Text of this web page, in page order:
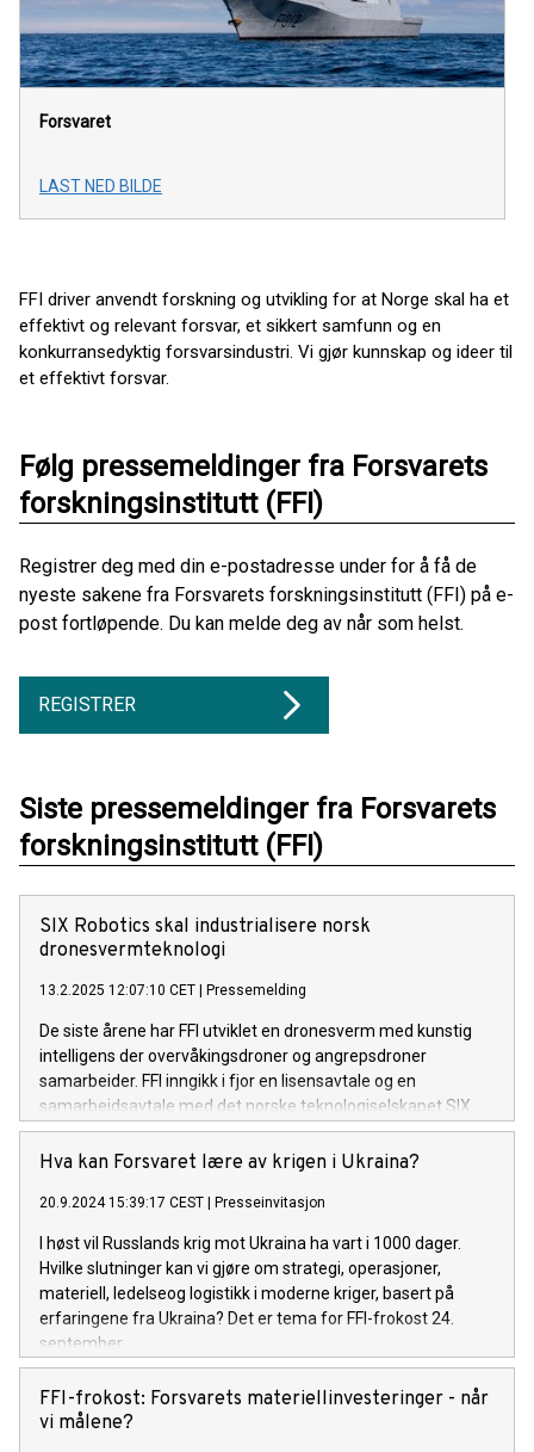
Forsvaret
LAST NED BILDE
FFI driver anvendt forskning og utvikling for at Norge skal ha et
effektivt og relevant forsvar, et sikkert samfunn og en
konkurransedyktig forsvarsindustri. Vi gjør kunnskap og ideer til
et effektivt forsvar.
Følg pressemeldinger fra Forsvarets
forskningsinstitutt (FFI)
Registrer deg med din e-postadresse under for å få de
nyeste sakene fra Forsvarets forskningsinstitutt (FFI) på e-
post fortløpende. Du kan melde deg av når som helst.
REGISTRER
Siste pressemeldinger fra Forsvarets
forskningsinstitutt (FFI)
SIX Robotics skal industrialisere norsk
dronesvermteknologi
13.2.2025 12:07:10 CET | Pressemelding
De siste årene har FFI utviklet en dronesverm med kunstig
intelligens der overvåkingsdroner og angrepsdroner
samarbeider. FFI inngikk i fjor en lisensavtale og en
samarbeidsavtale med det norske teknologiselskapet SIX
Robotics med tanke på å industrialisere teknologien.
Hva kan Forsvaret lære av krigen i Ukraina?
20.9.2024 15:39:17 CEST | Presseinvitasjon
I høst vil Russlands krig mot Ukraina ha vart i 1000 dager.
Hvilke slutninger kan vi gjøre om strategi, operasjoner,
materiell, ledelseog logistikk i moderne kriger, basert på
erfaringene fra Ukraina? Det er tema for FFI-frokost 24.
september.
FFI-frokost: Forsvarets materiellinvesteringer - når
vi målene?